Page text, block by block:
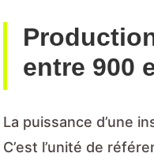
entre 900
La puissance d’une
C’est l’unité de